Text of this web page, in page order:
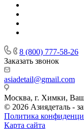
8 (800) 777-58-26
Заказать звонок
asiadetail@gmail.com
Москва, г. Химки,
© 2026 Азиядеталь -
Политика
Карта сайта